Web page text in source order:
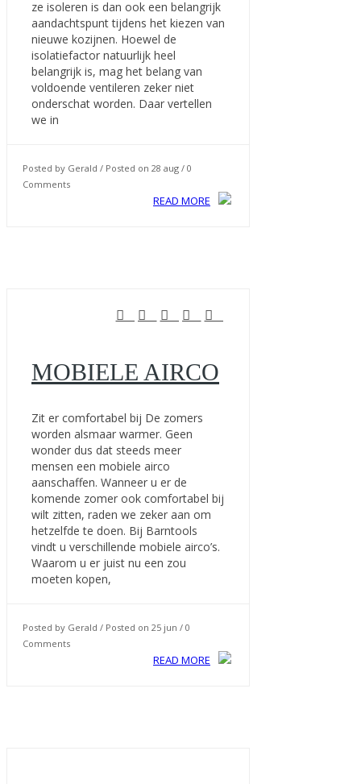
ze isoleren is dan ook een belangrijk
aandachtspunt tijdens het kiezen van
nieuwe kozijnen. Hoewel de
isolatiefactor natuurlijk heel
belangrijk is, mag het belang van
voldoende ventileren zeker niet
onderschat worden. Daar vertellen
we in
Posted by Gerald / Posted on 28 aug / 0
Comments
READ MORE
MOBIELE AIRCO
Zit er comfortabel bij De zomers
worden alsmaar warmer. Geen
wonder dus dat steeds meer
mensen een mobiele airco
aanschaffen. Wanneer u er de
komende zomer ook comfortabel bij
wilt zitten, raden we zeker aan om
hetzelfde te doen. Bij Barntools
vindt u verschillende mobiele airco’s.
Waarom u er juist nu een zou
moeten kopen,
Posted by Gerald / Posted on 25 jun / 0
Comments
READ MORE